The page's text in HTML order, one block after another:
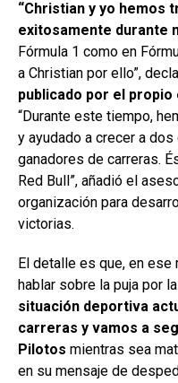
“Christian y yo hemos
exitosamente durante
Fórmula 1 como en
a Christian por ello”,
publicado por el propio
“Durante este tiempo,
y ayudado a crecer a
ganadores de carreras.
Red Bull”, añadió el
organización para
victorias.
El detalle es que, en
hablar sobre la puja por
situación deportiva
carreras y vamos a
Pilotos mientras sea
en su mensaje de